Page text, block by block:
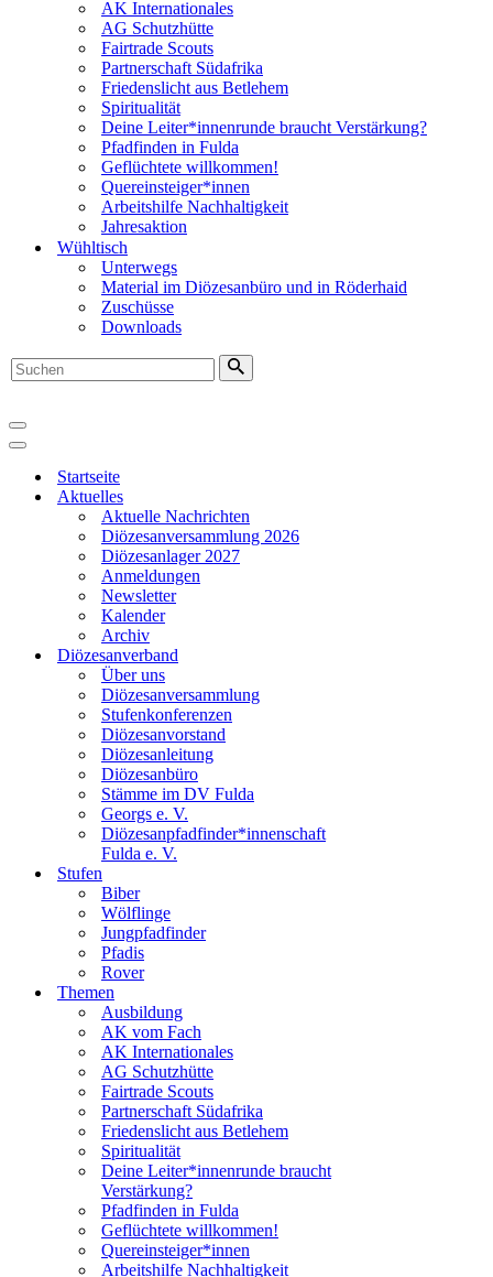
AK Internationales
AG Schutzhütte
Fairtrade Scouts
Partnerschaft Südafrika
Friedenslicht aus Betlehem
Spiritualität
Deine Leiter*innenrunde braucht Verstärkung?
Pfadfinden in Fulda
Geflüchtete willkommen!
Quereinsteiger*innen
Arbeitshilfe Nachhaltigkeit
Jahresaktion
Wühltisch
Unterwegs
Material im Diözesanbüro und in Röderhaid
Zuschüsse
Downloads
Suchen
nach …
Navigationsmenü
Navigationsmenü
Startseite
Aktuelles
Aktuelle Nachrichten
Diözesanversammlung 2026
Diözesanlager 2027
Anmeldungen
Newsletter
Kalender
Archiv
Diözesanverband
Über uns
Diözesanversammlung
Stufenkonferenzen
Diözesanvorstand
Diözesanleitung
Diözesanbüro
Stämme im DV Fulda
Georgs e. V.
Diözesanpfadfinder*innenschaft
Fulda e. V.
Stufen
Biber
Wölflinge
Jungpfadfinder
Pfadis
Rover
Themen
Ausbildung
AK vom Fach
AK Internationales
AG Schutzhütte
Fairtrade Scouts
Partnerschaft Südafrika
Friedenslicht aus Betlehem
Spiritualität
Deine Leiter*innenrunde braucht
Verstärkung?
Pfadfinden in Fulda
Geflüchtete willkommen!
Quereinsteiger*innen
Arbeitshilfe Nachhaltigkeit